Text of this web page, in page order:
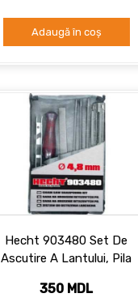
Adaugă în coș
Hecht 903480 Set De
Ascutire A Lantului, Pila
350 MDL